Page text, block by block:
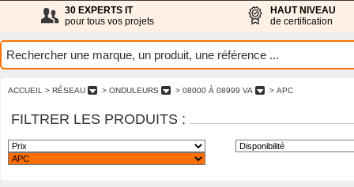
30 EXPERTS IT
pour tous vos projets
HAUT NIVEAU
de certification
ACCUEIL > RÉSEAU > ONDULEURS > 08000 À 08999 VA > APC
FILTRER LES PRODUITS :